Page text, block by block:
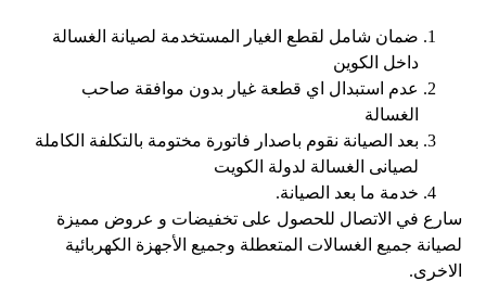
ضمان شامل لقطع الغيار المستخدمة لصيانة الغسالة
داخل الكوين
عدم استبدال اي قطعة غيار بدون موافقة صاحب
الغسالة
بعد الصيانة نقوم باصدار فاتورة مختومة بالتكلفة الكاملة
لصيانى الغسالة لدولة الكويت
خدمة ما بعد الصيانة.
سارع في الاتصال للحصول على تخفيضات و عروض مميزة
لصيانة جميع الغسالات المتعطلة وجميع الأجهزة الكهربائية
الاخرى.